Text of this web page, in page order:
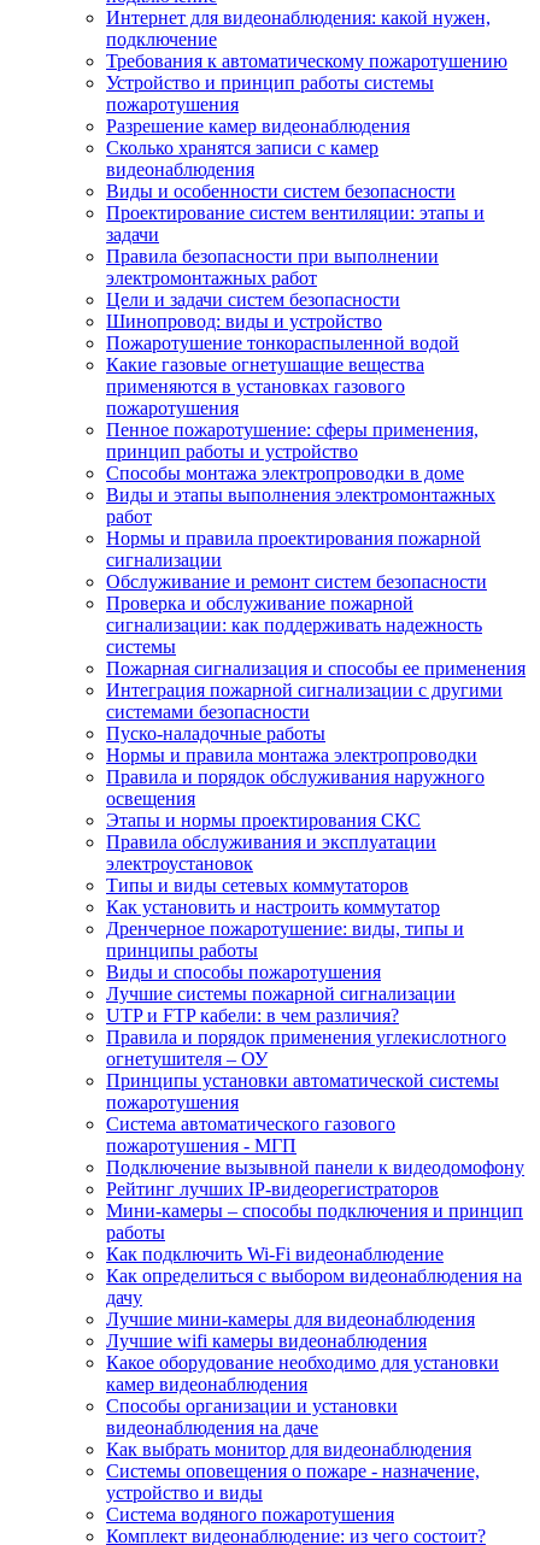
Интернет для видеонаблюдения: какой нужен,
подключение
Требования к автоматическому пожаротушению
Устройство и принцип работы системы
пожаротушения
Разрешение камер видеонаблюдения
Сколько хранятся записи с камер
видеонаблюдения
Виды и особенности систем безопасности
Проектирование систем вентиляции: этапы и
задачи
Правила безопасности при выполнении
электромонтажных работ
Цели и задачи систем безопасности
Шинопровод: виды и устройство
Пожаротушение тонкораспыленной водой
Какие газовые огнетушащие вещества
применяются в установках газового
пожаротушения
Пенное пожаротушение: сферы применения,
принцип работы и устройство
Способы монтажа электропроводки в доме
Виды и этапы выполнения электромонтажных
работ
Нормы и правила проектирования пожарной
сигнализации
Обслуживание и ремонт систем безопасности
Проверка и обслуживание пожарной
сигнализации: как поддерживать надежность
системы
Пожарная сигнализация и способы ее применения
Интеграция пожарной сигнализации с другими
системами безопасности
Пуско-наладочные работы
Нормы и правила монтажа электропроводки
Правила и порядок обслуживания наружного
освещения
Этапы и нормы проектирования СКС
Правила обслуживания и эксплуатации
электроустановок
Типы и виды сетевых коммутаторов
Как установить и настроить коммутатор
Дренчерное пожаротушение: виды, типы и
принципы работы
Виды и способы пожаротушения
Лучшие системы пожарной сигнализации
UTP и FTP кабели: в чем различия?
Правила и порядок применения углекислотного
огнетушителя – ОУ
Принципы установки автоматической системы
пожаротушения
Система автоматического газового
пожаротушения - МГП
Подключение вызывной панели к видеодомофону
Рейтинг лучших IP-видеорегистраторов
Мини-камеры – способы подключения и принцип
работы
Как подключить Wi-Fi видеонаблюдение
Как определиться с выбором видеонаблюдения на
дачу
Лучшие мини-камеры для видеонаблюдения
Лучшие wifi камеры видеонаблюдения
Какое оборудование необходимо для установки
камер видеонаблюдения
Способы организации и установки
видеонаблюдения на даче
Как выбрать монитор для видеонаблюдения
Системы оповещения о пожаре - назначение,
устройство и виды
Система водяного пожаротушения
Комплект видеонаблюдение: из чего состоит?